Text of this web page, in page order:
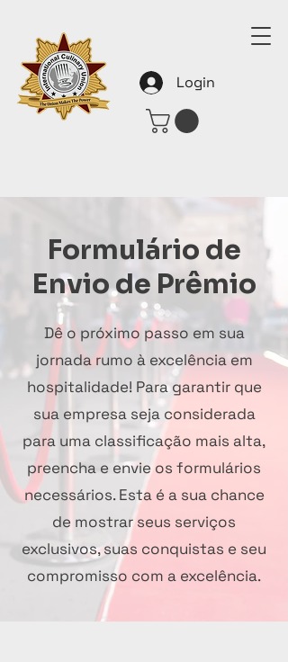
Login
Formulário de
Envio de Prêmio
Dê o próximo passo em sua
jornada rumo à excelência em
hospitalidade! Para garantir que
sua empresa seja considerada
para uma classificação mais alta,
preencha e envie os formulários
necessários. Esta é a sua chance
de mostrar seus serviços
exclusivos, suas conquistas e seu
compromisso com a excelência.